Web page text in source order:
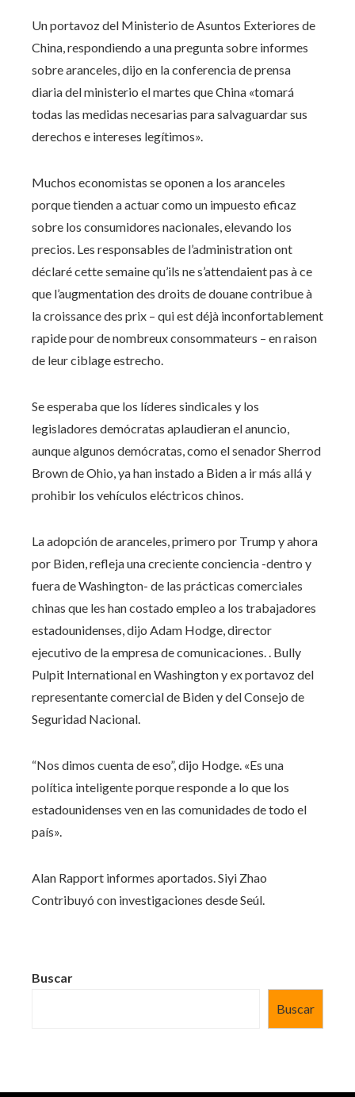
Un portavoz del Ministerio de Asuntos Exteriores de
China, respondiendo a una pregunta sobre informes
sobre aranceles, dijo en la conferencia de prensa
diaria del ministerio el martes que China «tomará
todas las medidas necesarias para salvaguardar sus
derechos e intereses legítimos».
Muchos economistas se oponen a los aranceles
porque tienden a actuar como un impuesto eficaz
sobre los consumidores nacionales, elevando los
precios. Les responsables de l’administration ont
déclaré cette semaine qu’ils ne s’attendaient pas à ce
que l’augmentation des droits de douane contribue à
la croissance des prix – qui est déjà inconfortablement
rapide pour de nombreux consommateurs – en raison
de leur ciblage estrecho.
Se esperaba que los líderes sindicales y los
legisladores demócratas aplaudieran el anuncio,
aunque algunos demócratas, como el senador Sherrod
Brown de Ohio, ya han instado a Biden a ir más allá y
prohibir los vehículos eléctricos chinos.
La adopción de aranceles, primero por Trump y ahora
por Biden, refleja una creciente conciencia -dentro y
fuera de Washington- de las prácticas comerciales
chinas que les han costado empleo a los trabajadores
estadounidenses, dijo Adam Hodge, director
ejecutivo de la empresa de comunicaciones. . Bully
Pulpit International en Washington y ex portavoz del
representante comercial de Biden y del Consejo de
Seguridad Nacional.
“Nos dimos cuenta de eso”, dijo Hodge. «Es una
política inteligente porque responde a lo que los
estadounidenses ven en las comunidades de todo el
país».
Alan Rapport informes aportados.Siyi Zhao
Contribuyó con investigaciones desde Seúl.
Buscar
Buscar